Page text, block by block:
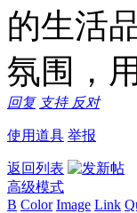
的生活
氛围，
回复 支持 反对
使用道具 举报
返回列表
高级模式
B Color Image Link